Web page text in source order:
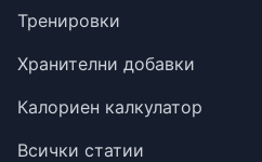
Тренировки
Хранителни добавки
Калориен калкулатор
Всички статии